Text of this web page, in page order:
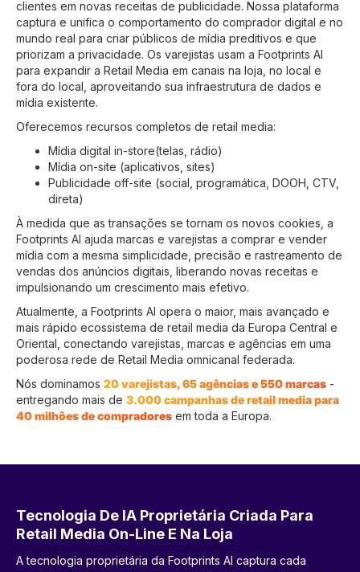
clientes em novas receitas de publicidade. Nossa plataforma
captura e unifica o comportamento do comprador digital e no
mundo real para criar públicos de mídia preditivos e que
priorizam a privacidade. Os varejistas usam a Footprints AI
para expandir a Retail Media em canais na loja, no local e
fora do local, aproveitando sua infraestrutura de dados e
mídia existente.
Oferecemos recursos completos de retail media:
Mídia digital in-store(telas, rádio)
Mídia on-site (aplicativos, sites)
Publicidade off-site (social, programática, DOOH, CTV,
direta)
À medida que as transações se tornam os novos cookies, a
Footprints AI ajuda marcas e varejistas a comprar e vender
mídia com a mesma simplicidade, precisão e rastreamento de
vendas dos anúncios digitais, liberando novas receitas e
impulsionando um crescimento mais efetivo.
Atualmente, a Footprints AI opera o maior, mais avançado e
mais rápido ecossistema de retail media da Europa Central e
Oriental, conectando varejistas, marcas e agências em uma
poderosa rede de Retail Media omnicanal federada.
Nós dominamos 20 varejistas, 65 agências e 550 marcas -
entregando mais de 3.000 campanhas de retail media para
40 milhões de compradores em toda a Europa.
Tecnologia De IA Proprietária Criada Para
Retail Media On-Line E Na Loja
A tecnologia proprietária da Footprints AI captura cada